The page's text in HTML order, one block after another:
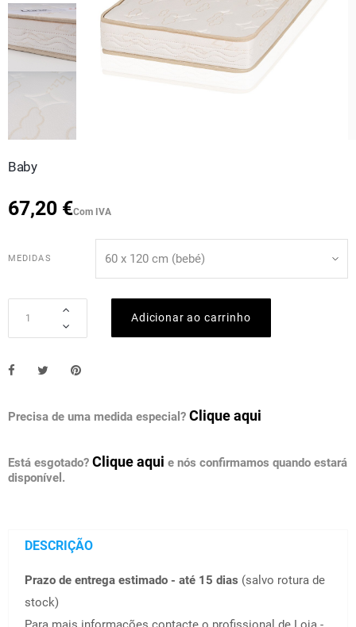
Baby
67,20 €Com IVA
MEDIDAS
Adicionar ao carrinho
Precisa de uma medida especial? Clique aqui
Está esgotado? Clique aqui e nós confirmamos quando estará
disponível.
DESCRIÇÃO
Prazo de entrega estimado - até 15 dias (salvo rotura de
stock)